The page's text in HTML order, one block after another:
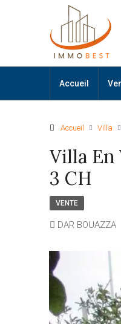
Accueil
Accueil Villa
Villa En
3 CH
VENTE
DAR BOUAZZA